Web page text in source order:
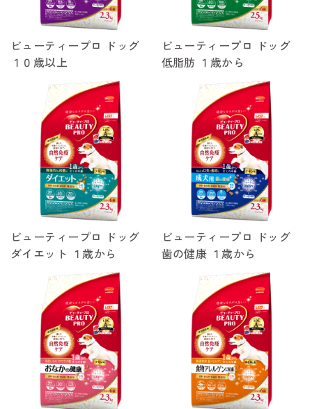
ビューティープロ ドッグ
１０歳以上
ビューティープロ ドッグ
低脂肪 １歳から
ビューティープロ ドッグ
ダイエット １歳から
ビューティープロ ドッグ
歯の健康 １歳から